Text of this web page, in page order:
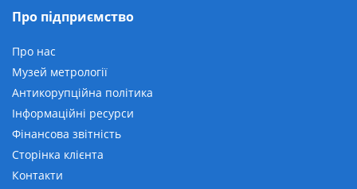
Про підприємство
Про нас
Музей метрології
Антикорупційна політика
Інформаційні ресурси
Фінансова звітність
Сторінка клієнта
Контакти